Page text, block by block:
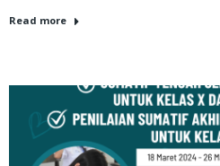
Read more